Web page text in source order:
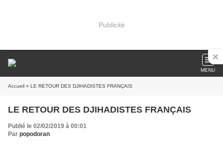
Publicité
MENU
Accueil » LE RETOUR DES DJIHADISTES FRANÇAIS
LE RETOUR DES DJIHADISTES FRANÇAIS
Publié le 02/02/2019 à 00:01
Par popodoran